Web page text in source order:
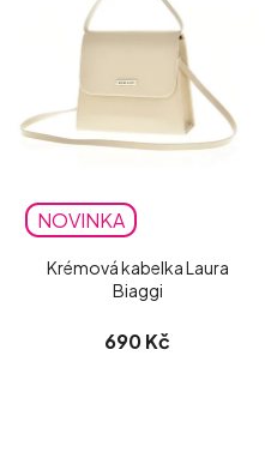
NOVINKA
Krémová kabelka Laura
Biaggi
690 Kč